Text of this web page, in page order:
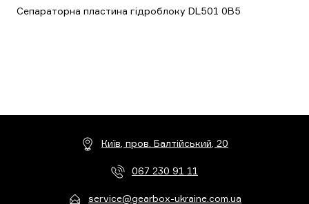
Сепараторна пластина гідроблоку DL501 0B5
Київ, пров. Балтійський, 20
067 230 91 11
service@gearbox-ukraine.com.ua